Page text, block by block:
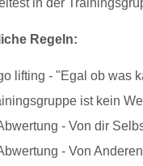
Regeln:
lifting - "Egal ob was
ist kein
- Von dir
- Von Anderen